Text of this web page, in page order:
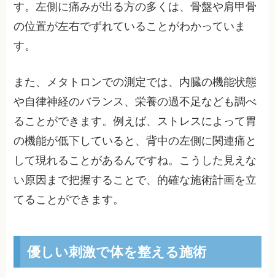
す。左側に痛みが出る方の多くは、骨盤や肩甲骨
の位置が左右でずれていることがわかっていま
す。
また、メタトロンでの測定では、内臓の機能状態
や自律神経のバランス、栄養の過不足なども調べ
ることができます。例えば、ストレスによって胃
の機能が低下していると、背中の左側に関連痛と
して現れることがあるんですね。こうした見えな
い原因まで把握することで、的確な施術計画を立
てることができます。
優しい刺激で体を整える施術